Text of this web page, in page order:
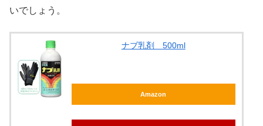
いでしょう。
ナブ乳剤 500ml
Amazon